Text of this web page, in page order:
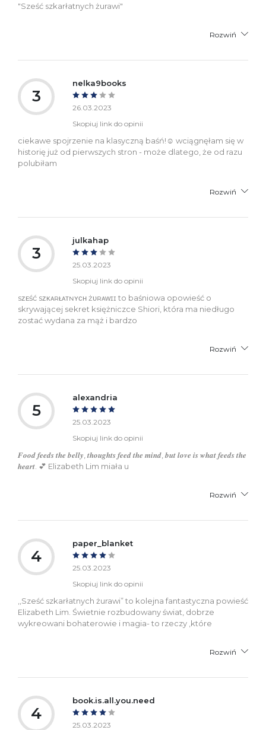
"Sześć szkarłatnych żurawi"
Rozwiń
3
nelka9books
26.03.2023
Skopiuj link do opinii
ciekawe spojrzenie na klasyczną baśń!☺️ wciągnęłam się w
historię już od pierwszych stron - może dlatego, że od razu
polubiłam
Rozwiń
3
julkahap
25.03.2023
Skopiuj link do opinii
sᴢᴇść sᴢᴋᴀʀᴌᴀᴛɴʏᴄʜ żᴜʀᴀᴡɪɪ to baśniowa opowieść o
skrywającej sekret księżniczce Shiori, która ma niedługo
zostać wydana za mąż i bardzo
Rozwiń
5
alexandria
25.03.2023
Skopiuj link do opinii
𝑭𝒐𝒐𝒅 𝒇𝒆𝒆𝒅𝒔 𝒕𝒉𝒆 𝒃𝒆𝒍𝒍𝒚, 𝒕𝒉𝒐𝒖𝒈𝒉𝒕𝒔 𝒇𝒆𝒆𝒅 𝒕𝒉𝒆 𝒎𝒊𝒏𝒅, 𝒃𝒖𝒕 𝒍𝒐𝒗𝒆 𝒊𝒔 𝒘𝒉𝒂𝒕 𝒇𝒆𝒆𝒅𝒔 𝒕𝒉𝒆
𝒉𝒆𝒂𝒓𝒕. 💕 Elizabeth Lim miała u
Rozwiń
4
paper_blanket
25.03.2023
Skopiuj link do opinii
,,Sześć szkarłatnych żurawi” to kolejna fantastyczna powieść
Elizabeth Lim. Świetnie rozbudowany świat, dobrze
wykreowani bohaterowie i magia- to rzeczy ,które
Rozwiń
4
book.is.all.you.need
25.03.2023